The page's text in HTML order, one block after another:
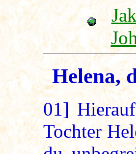
Helena,
01]
Tochter